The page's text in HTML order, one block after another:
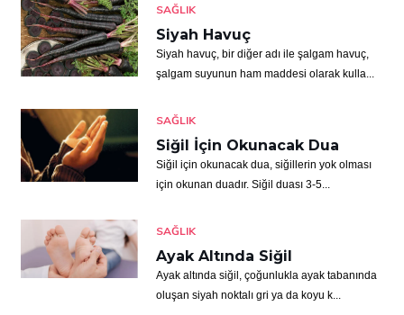
SAĞLIK
Siyah Havuç
Siyah havuç, bir diğer adı ile şalgam havuç,
şalgam suyunun ham maddesi olarak kulla...
SAĞLIK
Siğil İçin Okunacak Dua
Siğil için okunacak dua, siğillerin yok olması
için okunan duadır. Siğil duası 3-5...
SAĞLIK
Ayak Altında Siğil
Ayak altında siğil, çoğunlukla ayak tabanında
oluşan siyah noktalı gri ya da koyu k...